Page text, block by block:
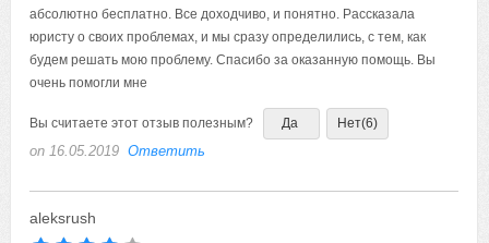
абсолютно бесплатно. Все доходчиво, и понятно. Рассказала
юристу о своих проблемах, и мы сразу определились, с тем, как
будем решать мою проблему. Спасибо за оказанную помощь. Вы
очень помогли мне
Вы считаете этот отзыв полезным? Да Нет(6)
on 16.05.2019 Ответить
aleksrush